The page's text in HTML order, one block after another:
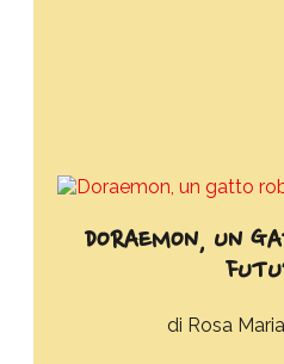
DORAEMON, UN
Rosa